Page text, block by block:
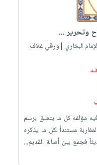
وتحرير ...
البخاري |ورقي غلاف
مؤلفه كل ما يتعلق برسم
مستنداً لكل ما يذكره
فجمع بين أصالة القديم...